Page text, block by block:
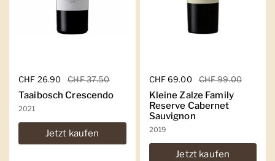
Regulärer Preis
CHF 26.90 Sale-Preis
CHF 37.50
Taaibosch Crescendo
2021
Jetzt kaufen
Regulärer Preis
CHF 69.00 Sale-Preis
CHF 99.00
Kleine Zalze Family
Reserve Cabernet
Sauvignon
2019
Jetzt kaufen